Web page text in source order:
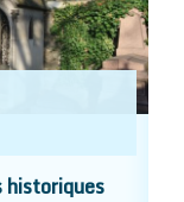
historiques